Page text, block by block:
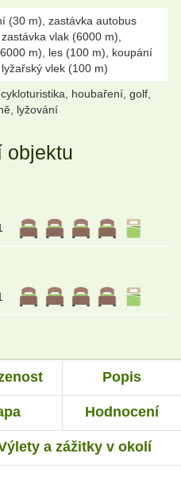
(30 m), zastávka autobus
vlak (6000 m),
m), les (100 m), koupání
vlek (100 m)
houbaření, golf,
lyžování
objektu
Popis
Hodnocení
a zážitky v okolí